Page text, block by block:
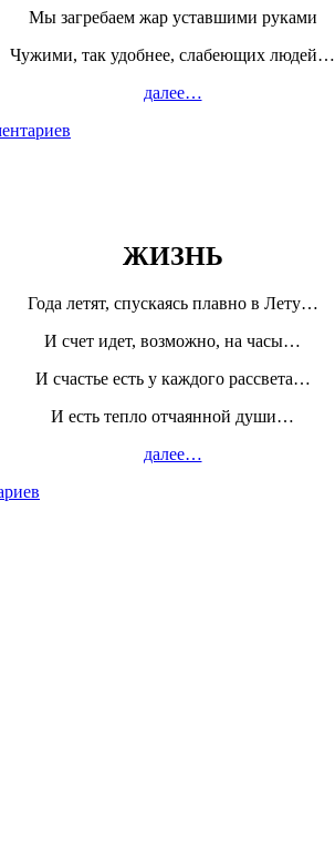
Мы загребаем жар уставшими руками
Чужими, так удобнее, слабеющих людей…
далее…
ЖИЗНЬ
Года летят, спускаясь плавно в Лету…
И счет идет, возможно, на часы…
И счастье есть у каждого рассвета…
И есть тепло отчаянной души…
далее…